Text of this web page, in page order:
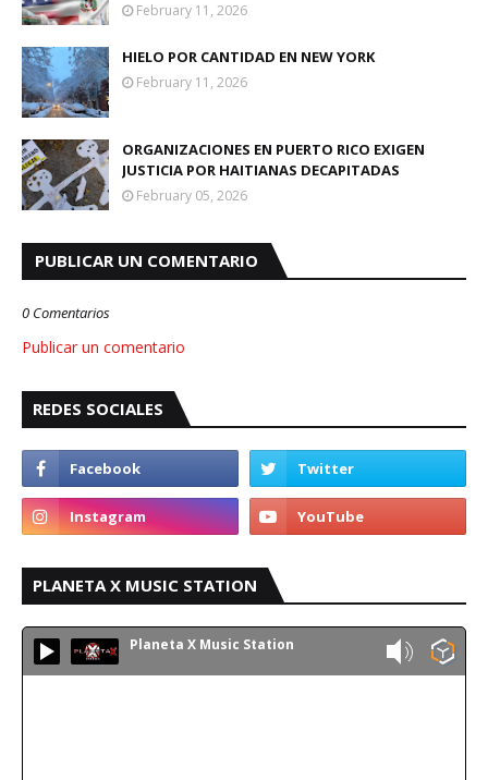
February 11, 2026
HIELO POR CANTIDAD EN NEW YORK
February 11, 2026
ORGANIZACIONES EN PUERTO RICO EXIGEN
JUSTICIA POR HAITIANAS DECAPITADAS
February 05, 2026
PUBLICAR UN COMENTARIO
0 Comentarios
Publicar un comentario
REDES SOCIALES
PLANETA X MUSIC STATION
Planeta X Music Station